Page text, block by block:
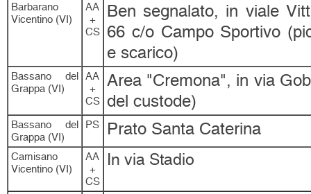
Barbarano
Vicentino (VI)
AA
+
CS
Ben segnalato, in viale
66 c/o Campo Sportivo
e scarico)
Bassano del
Grappa (VI)
AA
+
CS
Area "Cremona", in via
del custode)
Bassano del
Grappa (VI)
PS Prato Santa Caterina
Camisano
Vicentino (VI)
AA
+
CS
In via Stadio